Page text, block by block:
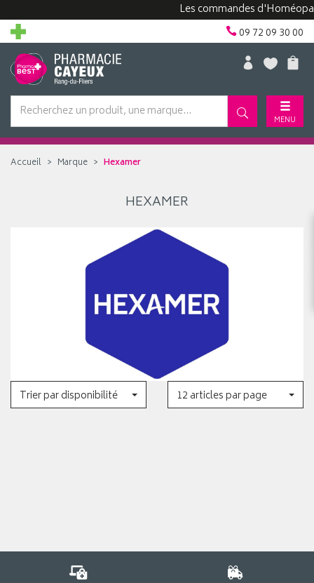
Les commandes
09 72 09 30 00
MENU
Accueil Marque Hexamer
HEXAMER
Trier par disponibilité 12 articles par page